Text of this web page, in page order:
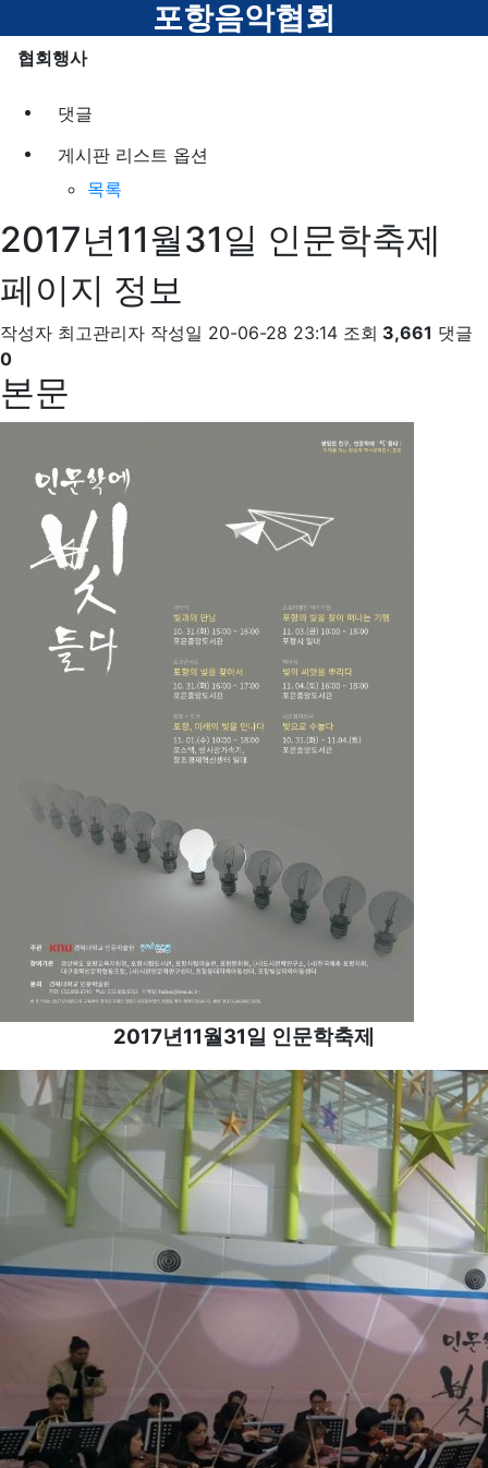
포항음악협회
협회행사
댓글
게시판 리스트 옵션
목록
2017년11월31일 인문학축제
페이지 정보
작성자 최고관리자 작성일 20-06-28 23:14 조회 3,661 댓글
0
본문
2017년11월31일 인문학축제